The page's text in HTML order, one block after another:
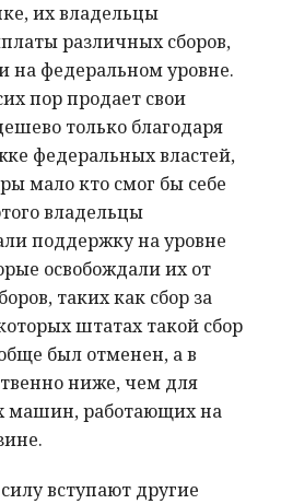
их владельцы
различных сборов,
на федеральном уровне.
пор продает свои
только благодаря
федеральных властей,
мало кто смог бы себе
владельцы
поддержку на уровне
освобождали их от
таких как сбор за
штатах такой сбор
был отменен, а в
ниже, чем для
машин, работающих на
вступают другие